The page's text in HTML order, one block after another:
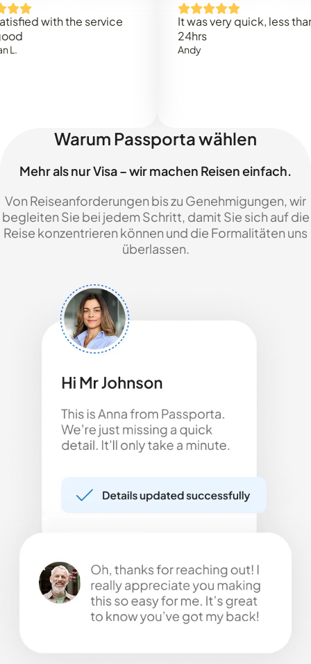
with the service
It was very quick, less than
Warum Passporta wählen
Mehr als nur Visa – wir machen Reisen einfach.
Von Reiseanforderungen bis zu Genehmigungen, wir
begleiten Sie bei jedem Schritt, damit Sie sich auf die
Reise konzentrieren können und die Formalitäten uns
überlassen.